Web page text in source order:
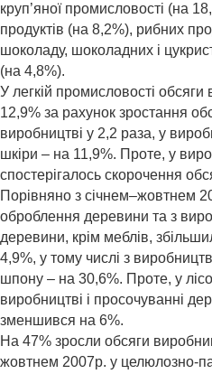
круп’яної промисловості (на
продуктів (на 8,2%), рибних
шоколаду, шоколадних і
(на 4,8%).
У легкій промисловості
12,9% за рахунок зростання
виробництві у 2,2 раза, у
шкіри – на 11,9%. Проте, у
спостерігалось скорочення
Порівняно з січнем–жовтнем
оброблення деревини та з
деревини, крім меблів,
4,9%, у тому числі з
шпону – на 30,6%. Проте, у
виробництві і просочуванні
зменшився на 6%.
На 47% зросли обсяги
жовтнем 2007р. у целюлозно-